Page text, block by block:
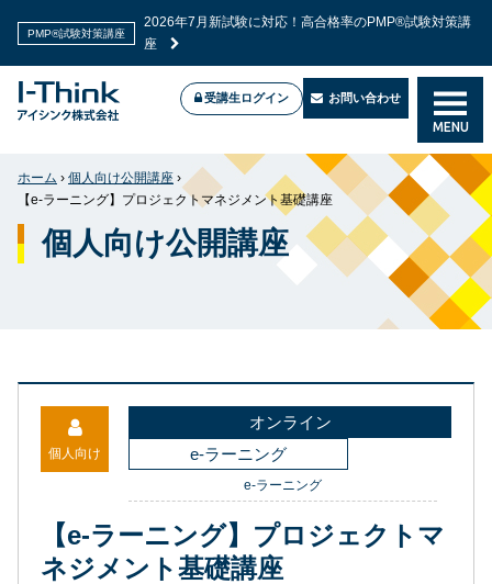
PMP®試験対策講座
2026年7月新試験に対応！高合格率のPMP®試験対策講
座
受講生ログイン お問い合わせ
MENU
個人向け公開講座
ホーム › 個人向け公開講座 ›
【e-ラーニング】プロジェクトマネジメント基礎講座
個人向け
オンライン
e-ラーニング
e-ラーニング
【e-ラーニング】プロジェクトマ
ネジメント基礎講座